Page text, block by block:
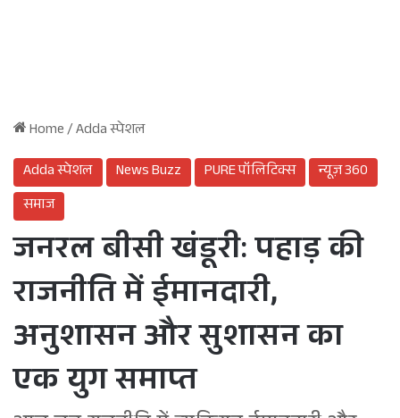
Home/Adda स्पेशल
Adda स्पेशल
News Buzz PURE पॉलिटिक्स
न्यूज़ 360
समाज
जनरल बीसी खंडूरी: पहाड़ की
राजनीति में ईमानदारी,
अनुशासन और सुशासन का
एक युग समाप्त